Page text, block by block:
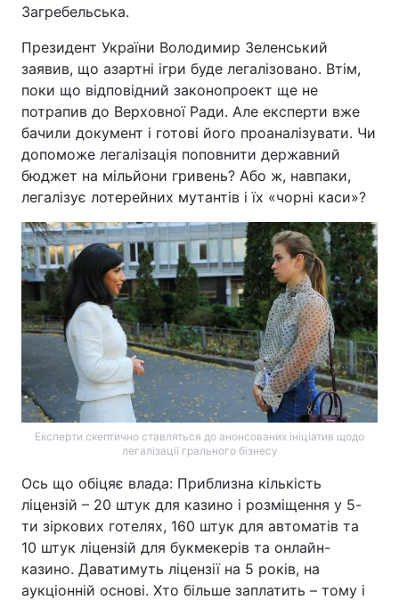
Загребельська.
Президент України Володимир Зеленський
заявив, що азартні ігри буде легалізовано. Втім,
поки що відповідний законопроект ще не
потрапив до Верховної Ради. Але експерти вже
бачили документ і готові його проаналізувати. Чи
допоможе легалізація поповнити державний
бюджет на мільйони гривень? Або ж, навпаки,
легалізує лотерейних мутантів і їх «чорні каси»?
Експерти скептично ставляться до анонсованих ініціатив щодо
легалізації грального бізнесу
Ось що обіцяє влада: Приблизна кількість
ліцензій – 20 штук для казино і розміщення у 5-
ти зіркових готелях, 160 штук для автоматів та
10 штук ліцензій для букмекерів та онлайн-
казино. Даватимуть ліцензії на 5 років, на
аукціонній основі. Хто більше заплатить – тому і